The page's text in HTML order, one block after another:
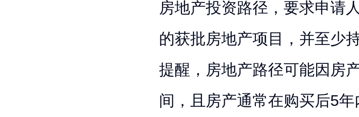
房地产投资路径，要求申请
的获批房地产项目，并至少
提醒，房地产路径可能因房
间，且房产通常在购买后5